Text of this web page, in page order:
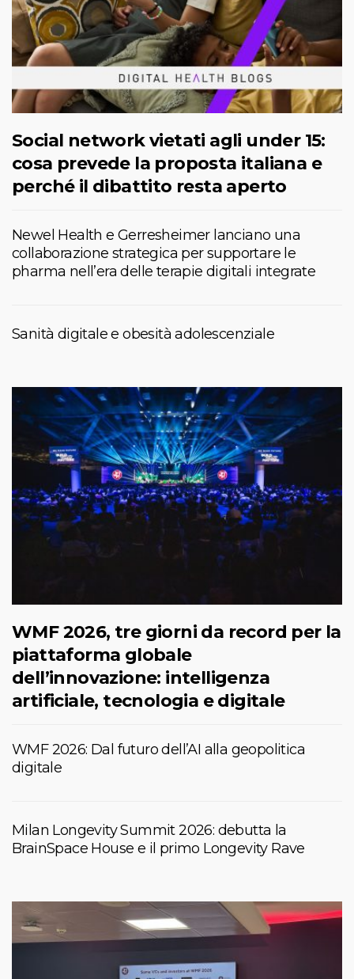
Social network vietati agli under 15:
cosa prevede la proposta italiana e
perché il dibattito resta aperto
Newel Health e Gerresheimer lanciano una
collaborazione strategica per supportare le
pharma nell’era delle terapie digitali integrate
Sanità digitale e obesità adolescenziale
WMF 2026, tre giorni da record per la
piattaforma globale
dell’innovazione: intelligenza
artificiale, tecnologia e digitale
WMF 2026: Dal futuro dell’AI alla geopolitica
digitale
Milan Longevity Summit 2026: debutta la
BrainSpace House e il primo Longevity Rave